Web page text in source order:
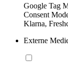
Google Tag
Consent
Klarna,
Externe